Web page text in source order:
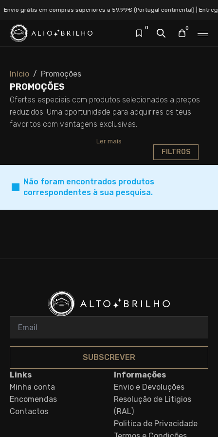
Envio grátis em compras superiores a 59,99€ (Portugal continental) |
0 0
Início Promoções
PROMOÇÕES
Ofertas especiais com produtos selecionados a preços
reduzidos. Uma oportunidade para adquirires os teus
favoritos com vantagens exclusivas.
Ler mais
FILTROS
Não foram encontrados produtos
correspondentes à sua pesquisa.
SUBSCREVER
Links
Minha conta
Encomendas
Contactos
Informações
Envio e Devoluções
Resolução de Litigios
(RAL)
Politica de Privacidade